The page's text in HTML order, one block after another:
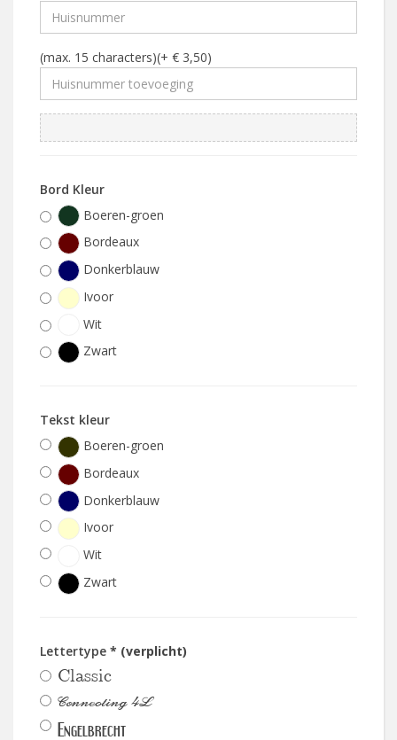
(max. 15 characters)(+ € 3,50)
Bord Kleur
Boeren-groen
Bordeaux
Donkerblauw
Ivoor
Wit
Zwart
Tekst kleur
Boeren-groen
Bordeaux
Donkerblauw
Ivoor
Wit
Zwart
Lettertype * (verplicht)
Classic
Connecting 4L
Engelbrecht